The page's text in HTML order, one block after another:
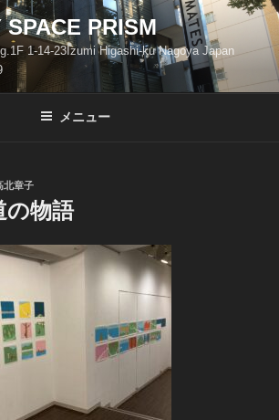
PRISM
1-14-23Izumi Higashi-ku Nagoya Japan
メニュー
北章子
物語